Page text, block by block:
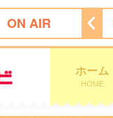
ON AIR
レビショッピング
ホーム
HOME